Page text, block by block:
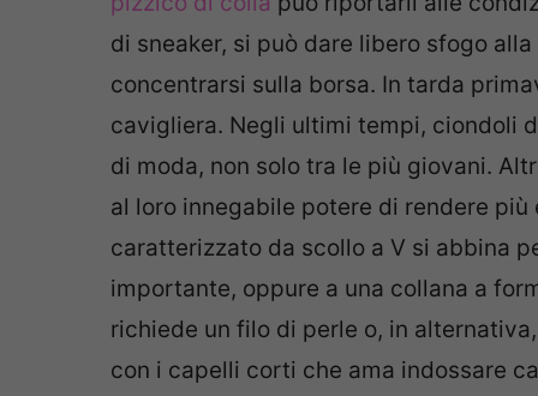
di sneaker, si può dare libero sfogo
concentrarsi sulla borsa. In tarda
cavigliera. Negli ultimi tempi, ciondoli
di moda, non solo tra le più giovani.
al loro innegabile potere di rendere
caratterizzato da scollo a V si abbina
importante, oppure a una collana a
richiede un filo di perle o, in
con i capelli corti che ama indossare